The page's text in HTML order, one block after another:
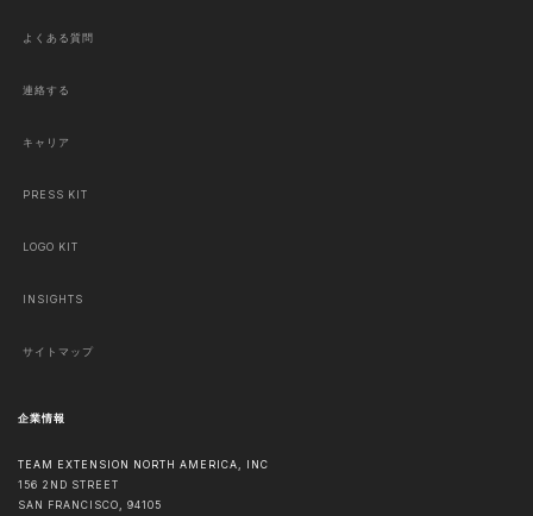
よくある質問
連絡する
キャリア
PRESS KIT
LOGO KIT
INSIGHTS
サイトマップ
企業情報
TEAM EXTENSION NORTH AMERICA, INC
156 2ND STREET
SAN FRANCISCO, 94105